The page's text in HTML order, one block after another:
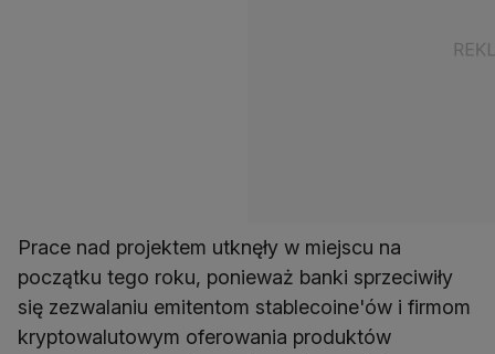
Prace nad projektem utknęły w miejscu na
początku tego roku, ponieważ banki sprzeciwiły
się zezwalaniu emitentom stablecoine'ów i firmom
kryptowalutowym oferowania produktów